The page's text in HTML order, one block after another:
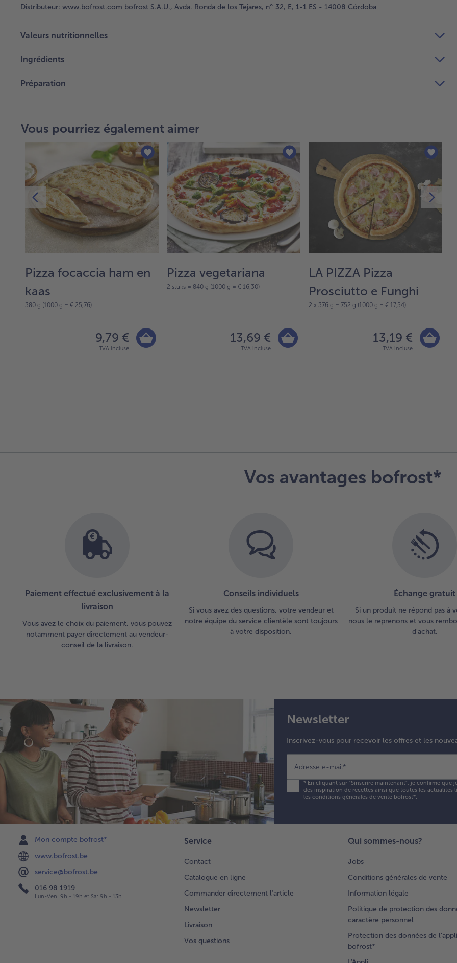
Distributeur: www.bofrost.com bofrost S.A.U., Avda. Ronda de los Tejares, nº 32, E, 1-1 ES - 14008 Córdoba
Valeurs nutritionnelles
Ingrédients
Préparation
Vous pourriez également aimer
Pizza focaccia ham en
kaas
380 g (1000 g = € 25,76)
9,79 €
TVA incluse
Pizza vegetariana
2 stuks = 840 g (1000 g = € 16,30)
13,69 €
TVA incluse
LA PIZZA Pizza
Prosciutto e Funghi
2 x 376 g = 752 g (1000 g = € 17,54)
13,19 €
TVA incluse
Vos avantages bofrost*
Paiement effectué exclusivement à la
livraison
Vous avez le choix du paiement, vous pouvez
notamment payer directement au vendeur-
conseil de la livraison.
Conseils individuels
Si vous avez des questions, votre vendeur et
notre équipe du service clientèle sont toujours
à votre disposition.
Échange gratuit
Si un produit ne répond pas à
nous le reprenons et vous
d'achat.
Newsletter
Inscrivez-vous pour recevoir les offres et les
Adresse e-mail*
*En cliquant sur "Sinscrire maintenant", je confirme que
des inspiration de recettes ainsi que toutes les actualités
les conditions générales de vente bofrost*.
Mon compte bofrost*
www.bofrost.be
service@bofrost.be
016 98 1919
Lun-Ven: 9h - 19h et Sa: 9h - 13h
Service
Contact
Catalogue en ligne
Commander directement l’article
Newsletter
Livraison
Vos questions
Qui sommes-nous?
Jobs
Conditions générales de vente
Information légale
Politique de protection des
caractère personnel
Protection des données de
bofrost*